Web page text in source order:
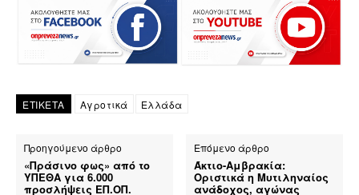
ΕΤΙΚΕΤΑ Αγροτικά Ελλάδα
Προηγούμενο άρθρο
«Πράσινο φως» από το
ΥΠΕΘΑ για 6.000
προσλήψεις ΕΠ.ΟΠ.
Επόμενο άρθρο
Άκτιο-Αμβρακία:
Οριστικά η Μυτιληναίος
ανάδοχος, αγώνας